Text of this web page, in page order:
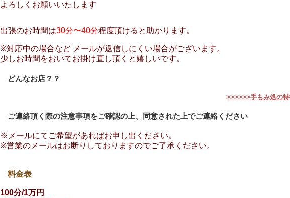
よろしくお願いいたします
出張のお時間は30分〜40分程度頂けると助かります。
※対応中の場合など メールが返信しにくい場合がございます。
少しお時間をおいてお掛け直し頂くと嬉しいです。
どんなお店？？
>>>>>>手もみ処の
ご連絡頂く際の注意事項をご確認の上、同意された上でご連絡ください
※メールにてご希望があればお申し出ください。
※営業のメールはお断りしておりますのでご了承ください。
料金表
100分/1万円